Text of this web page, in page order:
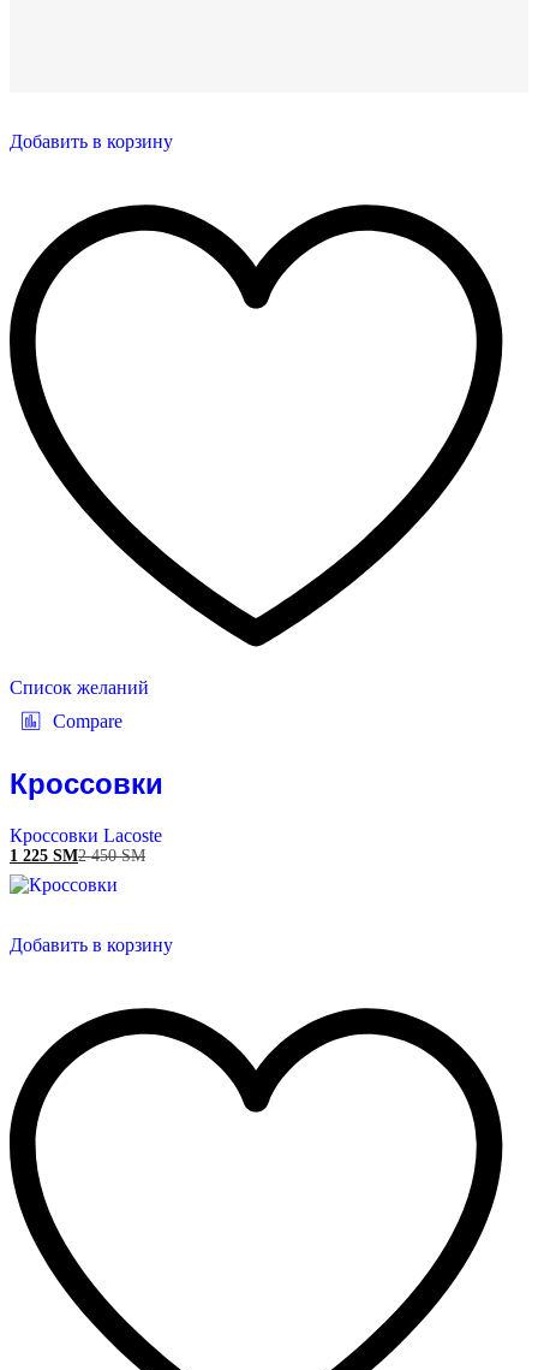
Добавить в корзину
Список желаний
Compare
Кроссовки
Кроссовки Lacoste
1 225 ЅМ2 450ЅМ
Добавить в корзину